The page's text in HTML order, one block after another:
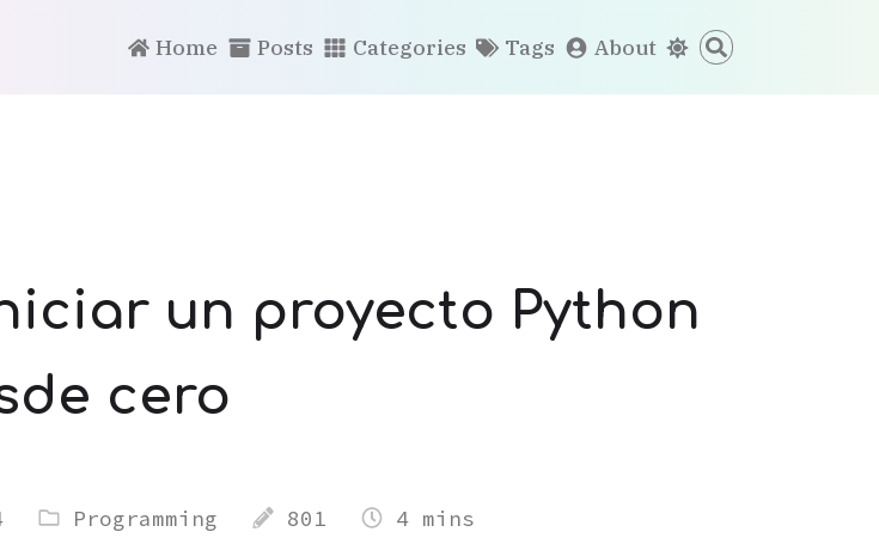
Home Posts Categories Tags About
un proyecto Python
cero
Programming 801
4 mins